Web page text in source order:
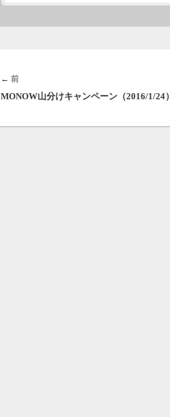
稿
ナ
← 前前
の
MONOW山分けキャンペーン（2016/1/24）